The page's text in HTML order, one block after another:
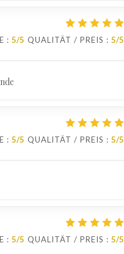
: 5/5 QUALITÄT / PREIS : 5/5
: 5/5 QUALITÄT / PREIS : 5/5
: 5/5 QUALITÄT / PREIS : 5/5